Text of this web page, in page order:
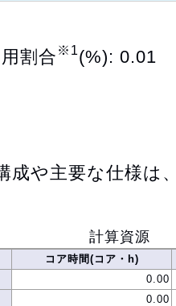
割合 ※1(%): 0.01
成や主要な仕様は
計算資源
コア時間(コア・h)
0.00
0.00